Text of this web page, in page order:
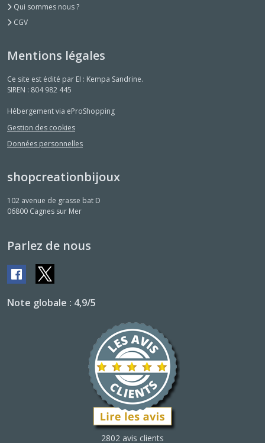
Qui sommes nous ?
CGV
Mentions légales
Ce site est édité par EI : Kempa Sandrine.
SIREN : 804 982 445
Hébergement via eProShopping
Gestion des cookies
Données personnelles
shopcreationbijoux
102 avenue de grasse bat D
06800 Cagnes sur Mer
Parlez de nous
Note globale : 4,9/5
2802 avis clients